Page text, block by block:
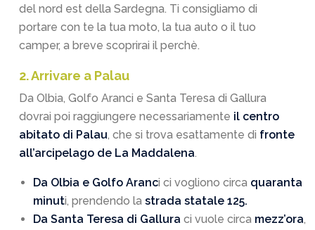
del nord est della Sardegna. Ti consigliamo di
portare con te la tua moto, la tua auto o il tuo
camper, a breve scoprirai il perchè.
2. Arrivare a Palau
Da Olbia, Golfo Aranci e Santa Teresa di Gallura
dovrai poi raggiungere necessariamente il centro
abitato di Palau, che si trova esattamente di fronte
all’arcipelago de La Maddalena.
Da Olbia e Golfo Aranci ci vogliono circa quaranta
minuti, prendendo la strada statale 125.
Da Santa Teresa di Gallura ci vuole circa mezz’ora,